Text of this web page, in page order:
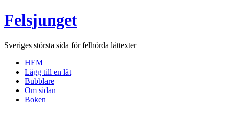
Felsjunget
Sveriges största sida för felhörda låttexter
HEM
Lägg till en låt
Bubblare
Om sidan
Boken